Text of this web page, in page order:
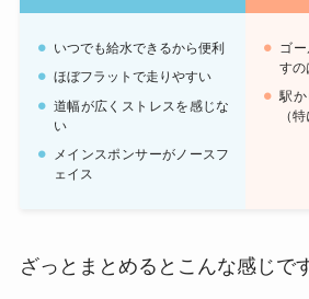
いつでも給水できるから便利
ほぼフラットで走りやすい
道幅が広くストレスを感じな
い
メインスポンサーがノースフ
ェイス
ゴ
すの
駅
（
ざっとまとめるとこんな感じで